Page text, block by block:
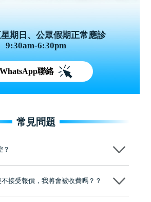
期日、公眾假期正常應診
9:30am-6:30pm
WhatsApp聯絡
常見問題
？
領袖品牌」，是諾貝爾種植系統全球放心植牙中
國家和地區的顧客，受到粵港澳大灣區及周邊城
接受報價，我將會被收費嗎？？
服務之前，你不會被收取任何費用。